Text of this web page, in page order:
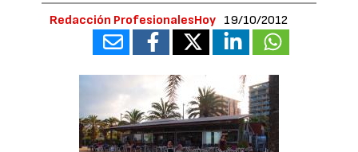
Redacción ProfesionalesHoy 19/10/2012